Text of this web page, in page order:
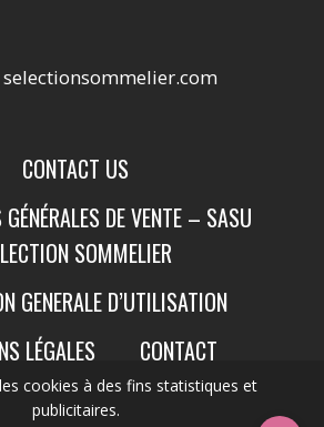
cookies à des fins statistiques et
publicitaires.
CONTACT US
DE VENTE – SASU
SOMMELIER
GENERALE D’UTILISATION
LÉGALES
CONTACT